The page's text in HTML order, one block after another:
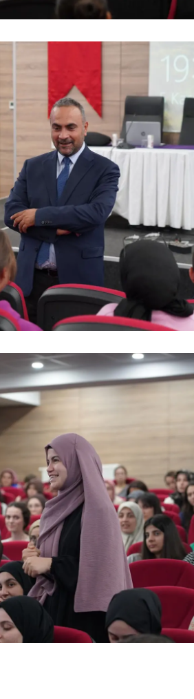
Kocaeli
Konya
Kütahya
Malatya
Manisa
Kahramanmaraş
Muğla
Muş
Nevşehir
Niğde
Ordu
Rize
Sakarya
Samsun
Sinop
Sivas
Tekirdağ
Tokat
Trabzon
Şanlıurfa